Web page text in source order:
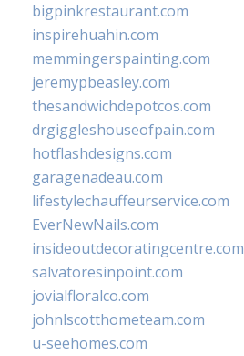
bigpinkrestaurant.com
inspirehuahin.com
memmingerspainting.com
jeremypbeasley.com
thesandwichdepotcos.com
drgiggleshouseofpain.com
hotflashdesigns.com
garagenadeau.com
lifestylechauffeurservice.com
EverNewNails.com
insideoutdecoratingcentre.com
salvatoresinpoint.com
jovialfloralco.com
johnlscotthometeam.com
u-seehomes.com